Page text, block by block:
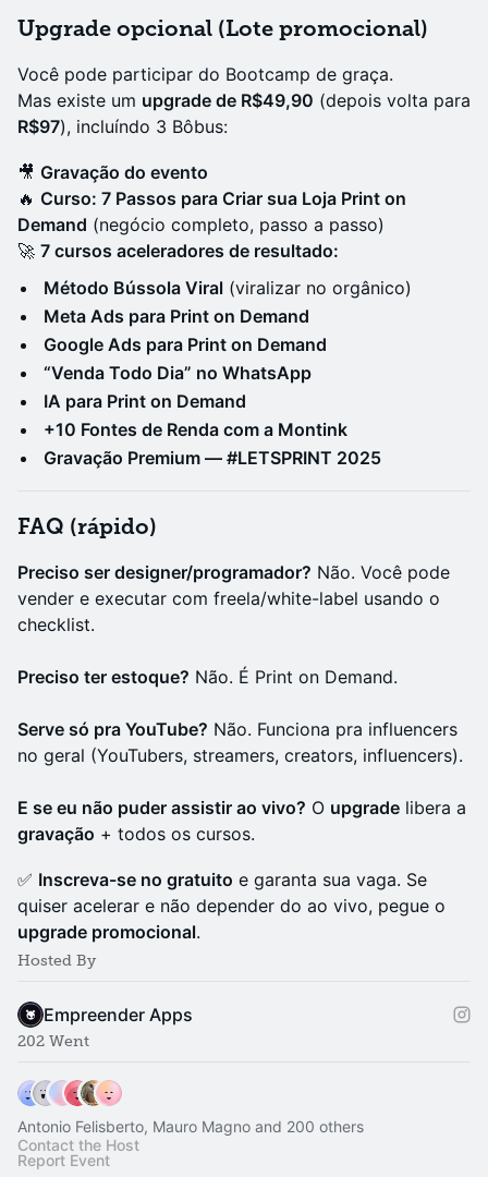
Upgrade opcional (Lote promocional)
Você pode participar do Bootcamp de graça.
Mas existe um upgrade de R$49,90 (depois volta para
R$97), incluíndo 3 Bôbus:
🎥 Gravação do evento
🔥 Curso: 7 Passos para Criar sua Loja Print on
Demand (negócio completo, passo a passo)
🚀 7 cursos aceleradores de resultado:
Método Bússola Viral (viralizar no orgânico)
Meta Ads para Print on Demand
Google Ads para Print on Demand
“Venda Todo Dia” no WhatsApp
IA para Print on Demand
+10 Fontes de Renda com a Montink
Gravação Premium — #LETSPRINT 2025
FAQ (rápido)
Preciso ser designer/programador? Não. Você pode
vender e executar com freela/white-label usando o
checklist.
Preciso ter estoque? Não. É Print on Demand.
Serve só pra YouTube? Não. Funciona pra influencers
no geral (YouTubers, streamers, creators, influencers).
E se eu não puder assistir ao vivo? O upgrade libera a
gravação + todos os cursos.
✅ Inscreva-se no gratuito e garanta sua vaga. Se
quiser acelerar e não depender do ao vivo, pegue o
upgrade promocional.
Hosted By
Empreender Apps
202 Went
Antonio Felisberto, Mauro Magno and 200 others
Contact the Host
Report Event